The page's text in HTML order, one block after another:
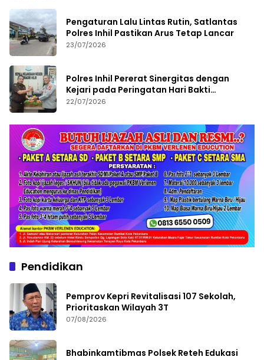
Pengaturan Lalu Lintas Rutin, Satlantas
Polres Inhil Pastikan Arus Tetap Lancar
23/07/2026
Polres Inhil Pererat Sinergitas dengan
Kejari pada Peringatan Hari Bakti
Adhyaksa ke-66
22/07/2026
Pendidikan
Pemprov Kepri Revitalisasi 107 Sekolah,
Prioritaskan Wilayah 3T
07/08/2026
Bhabinkamtibmas Polsek Reteh Edukasi